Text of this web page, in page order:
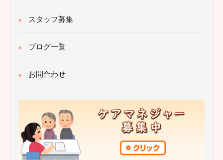
スタッフ募集
ブログ一覧
お問合わせ